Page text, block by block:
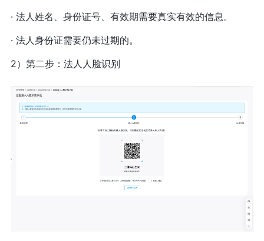
· 法人姓名、身份证号、有效期需要真实有效的信息。
· 法人身份证需要仍未过期的。
2）第二步：法人人脸识别